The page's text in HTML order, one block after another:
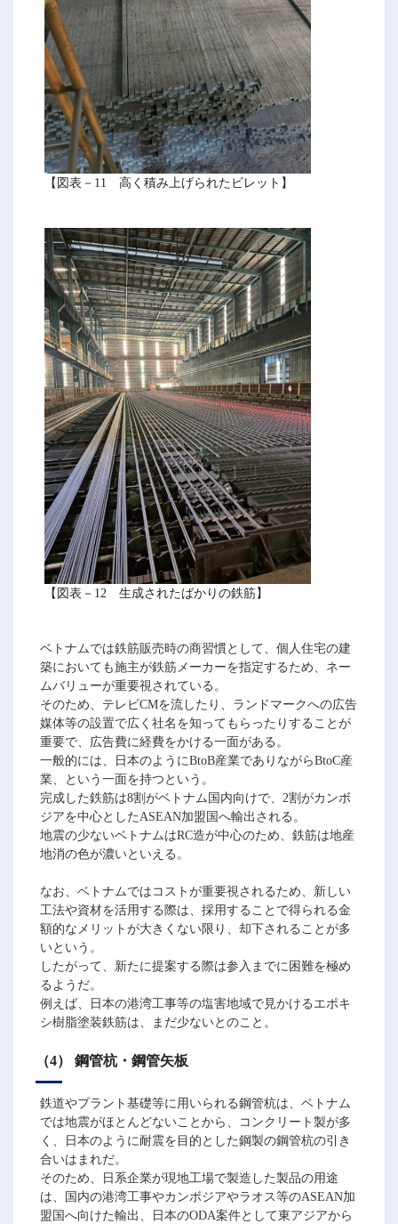
【図表－11 高く積み上げられたビレット】
【図表－12 生成されたばかりの鉄筋】
ベトナムでは鉄筋販売時の商習慣として、個人住宅の建
築においても施主が鉄筋メーカーを指定するため、ネー
ムバリューが重要視されている。
そのため、テレビCMを流したり、ランドマークへの広告
媒体等の設置で広く社名を知ってもらったりすることが
重要で、広告費に経費をかける一面がある。
一般的には、日本のようにBtoB産業でありながらBtoC産
業、という一面を持つという。
完成した鉄筋は8割がベトナム国内向けで、2割がカンボ
ジアを中心としたASEAN加盟国へ輸出される。
地震の少ないベトナムはRC造が中心のため、鉄筋は地産
地消の色が濃いといえる。
なお、ベトナムではコストが重要視されるため、新しい
工法や資材を活用する際は、採用することで得られる金
額的なメリットが大きくない限り、却下されることが多
いという。
したがって、新たに提案する際は参入までに困難を極め
るようだ。
例えば、日本の港湾工事等の塩害地域で見かけるエポキ
シ樹脂塗装鉄筋は、まだ少ないとのこと。
（4） 鋼管杭・鋼管矢板
鉄道やプラント基礎等に用いられる鋼管杭は、ベトナム
では地震がほとんどないことから、コンクリート製が多
く、日本のように耐震を目的とした鋼製の鋼管杭の引き
合いはまれだ。
そのため、日系企業が現地工場で製造した製品の用途
は、国内の港湾工事やカンボジアやラオス等のASEAN加
盟国へ向けた輸出、日本のODA案件として東アジアから